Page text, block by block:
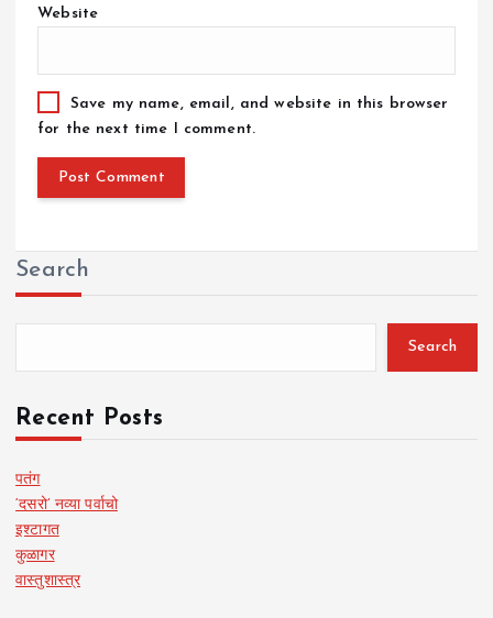
Website
Save my name, email, and website in this browser
for the next time I comment.
Search
Search
Recent Posts
पतंग
‘दसरो’ नव्या पर्वाचो
इश्टागत
कुळागर
वास्तुशास्त्र